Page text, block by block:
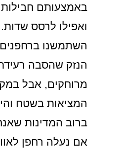
באמצעותם
ואפילו לרסס
השתמשנו
הנזק שהסבה
מרוחקים, אבל
המציאות בשטח
ברוב המדינות
אם נעלה רחפן